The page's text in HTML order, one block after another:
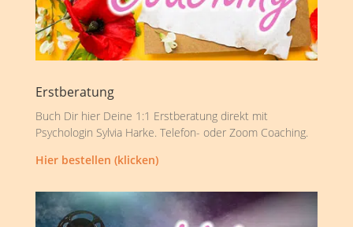
Erstberatung
Buch Dir hier Deine 1:1 Erstberatung direkt mit
Psychologin Sylvia Harke. Telefon- oder Zoom Coaching.
Hier bestellen (klicken)